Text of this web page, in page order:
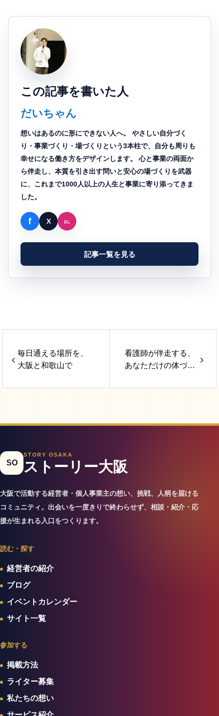
この記事を書いた人
だいちゃん
想いはあるのに形にできない人へ。 やさしい自分づく
り・事業づくり・場づくりという3本柱で、自分も周りも
幸せになる働き方をデザインします。 心と事業の両面か
ら伴走し、本質を引き出す問いと安心の場づくりを武器
に、これまで1000人以上の人生と事業に寄り添ってきま
した。
記事一覧を見る
毎日通える場所を、
大阪と和歌山で
看護師が伴走する、
あなただけの体づく
SO
STORY OSAKA
ストーリー大阪
大阪で活動する経営者・個人事業主の想い、挑戦、人柄を届ける
コミュニティ。出会いを一度きりで終わらせず、相談・紹介・応
援が生まれる入口をつくります。
読む・探す
経営者の紹介
ブログ
イベントカレンダー
サイト一覧
参加する
掲載方法
ライター募集
私たちの想い